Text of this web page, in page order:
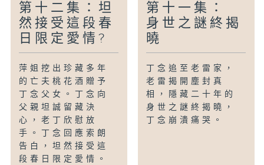
第十二集：坦
然接受這段春
日限定愛情?
萍姐挖出珍藏多年
的亡夫桃花酒贈予
丁念父女。丁念向
父親坦誠留藏決
心，老丁欣慰放
手。丁念回應索朗
告白，坦然接受這
段春日限定愛情。
第十一集：
身世之謎終揭
曉
丁念追至老雷家，
老雷揭開塵封真
相，隱藏二十年的
身世之謎終揭曉，
丁念崩潰痛哭。